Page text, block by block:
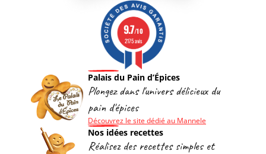
Palais du Pain d’Épices
Plongez dans l'univers délicieux du
pain d'épices
Découvrez le site dédié au Mannele
9.7/10
2175 avis
Nos idées recettes
Réalisez des recettes simples et